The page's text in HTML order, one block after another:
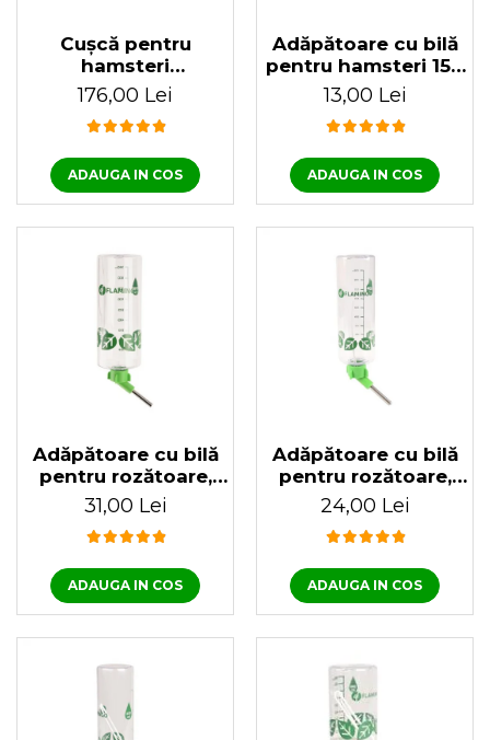
Cușcă pentru
hamsteri
35.5x27x27.5 cm
176,00 Lei
ADAUGA IN COS
Adăpătoare cu bilă
pentru hamsteri 150
ml
13,00 Lei
ADAUGA IN COS
Adăpătoare cu bilă
pentru rozătoare,
porcușori & iepuri 1 L
31,00 Lei
ADAUGA IN COS
Adăpătoare cu bilă
pentru rozătoare,
porcușori & iepuri
500 ml
24,00 Lei
ADAUGA IN COS